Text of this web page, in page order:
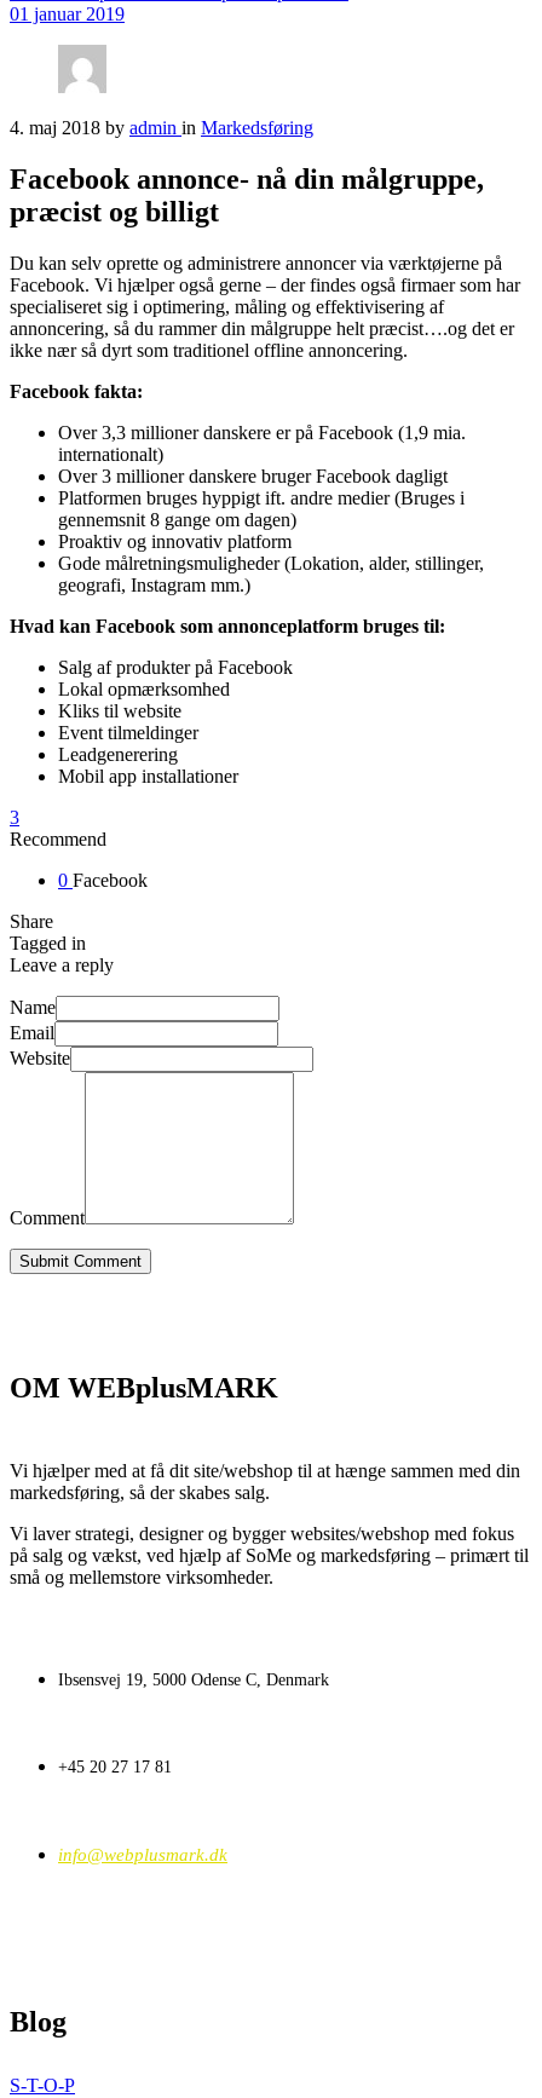
01 januar 2019
4. maj 2018 by admin in Markedsføring
Facebook annonce- nå din målgruppe,
præcist og billigt
Du kan selv oprette og administrere annoncer via værktøjerne på
Facebook. Vi hjælper også gerne – der findes også firmaer som har
specialiseret sig i optimering, måling og effektivisering af
annoncering, så du rammer din målgruppe helt præcist….og det er
ikke nær så dyrt som traditionel offline annoncering.
Facebook fakta:
Over 3,3 millioner danskere er på Facebook (1,9 mia.
internationalt)
Over 3 millioner danskere bruger Facebook dagligt
Platformen bruges hyppigt ift. andre medier (Bruges i
gennemsnit 8 gange om dagen)
Proaktiv og innovativ platform
Gode målretningsmuligheder (Lokation, alder, stillinger,
geografi, Instagram mm.)
Hvad kan Facebook som annonceplatform bruges til:
Salg af produkter på Facebook
Lokal opmærksomhed
Kliks til website
Event tilmeldinger
Leadgenerering
Mobil app installationer
3
Recommend
0 Facebook
Share
Tagged in
Leave a reply
Name
Email
Website
Comment
Submit Comment
OM WEBplusMARK
Vi hjælper med at få dit site/webshop til at hænge sammen med din
markedsføring, så der skabes salg.
Vi laver strategi, designer og bygger websites/webshop med fokus
på salg og vækst, ved hjælp af SoMe og markedsføring – primært til
små og mellemstore virksomheder.
Ibsensvej 19, 5000 Odense C, Denmark
+45 20 27 17 81
info@webplusmark.dk
Blog
S-T-O-P